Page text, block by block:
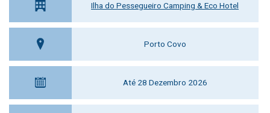
Ilha do Pessegueiro Camping & Eco Hotel
Porto Covo
Até 28 Dezembro 2026